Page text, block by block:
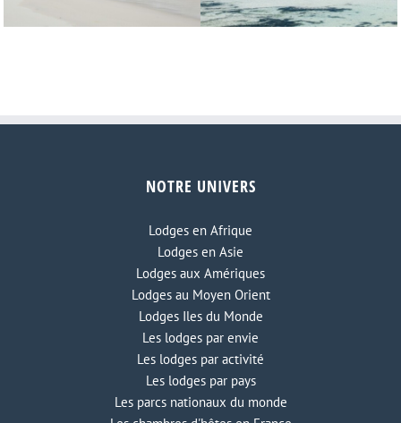
NOTRE UNIVERS
Lodges en Afrique
Lodges en Asie
Lodges aux Amériques
Lodges au Moyen Orient
Lodges Iles du Monde
Les lodges par envie
Les lodges par activité
Les lodges par pays
Les parcs nationaux du monde